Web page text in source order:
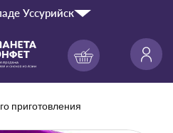
Уссурийск
приготовления